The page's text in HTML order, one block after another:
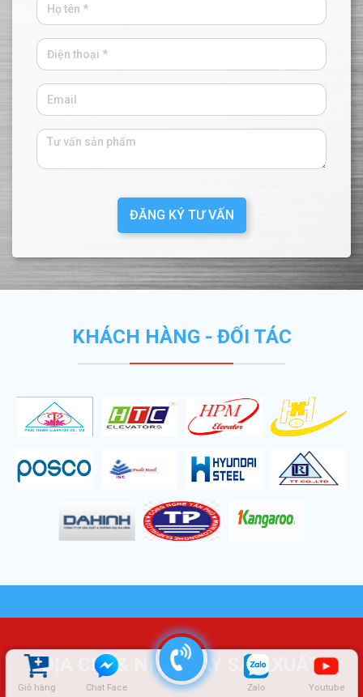
Giỏ hàng Chat Face Zalo Youtube
ĐĂNG KÝ TƯ VẤN
KHÁCH HÀNG - ĐỐI TÁC
ĐỊA CHỈ & NHÀ MÁY SẢN XUẤT